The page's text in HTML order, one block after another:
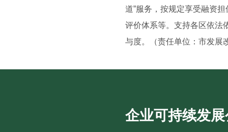
道”服务，按规定享受融资
评价体系等。支持各区依法
与度。（责任单位：市发展
企业可持续发